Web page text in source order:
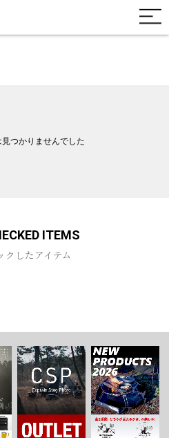
つかりませんでした
ITEMS
クしたアイテム